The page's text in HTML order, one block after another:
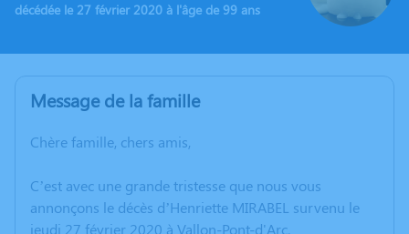
décédée le 27 février 2020 à l'âge de 99 ans
Message de la famille
Chère famille, chers amis,
C’est avec une grande tristesse que nous vous
annonçons le décès d’Henriette MIRABEL survenu le
jeudi 27 février 2020 à Vallon-Pont-d'Arc.